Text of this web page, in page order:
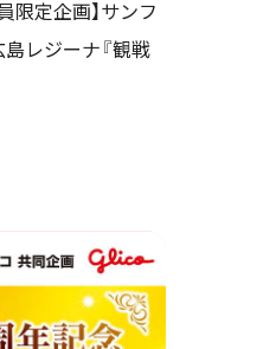
限定企画】サンフ
レジーナ『観戦